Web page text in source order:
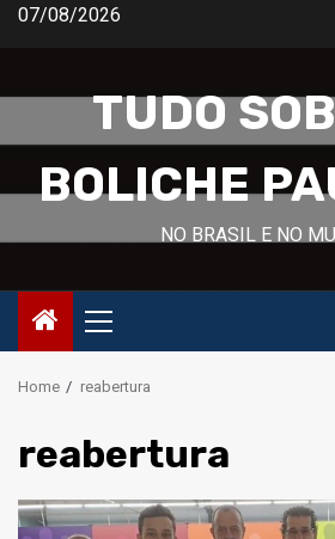
Skip07/08/2026
TUDO
BOLICHE
NO BRASIL E NO
Primary
Menu
Home reabertura
reabertura